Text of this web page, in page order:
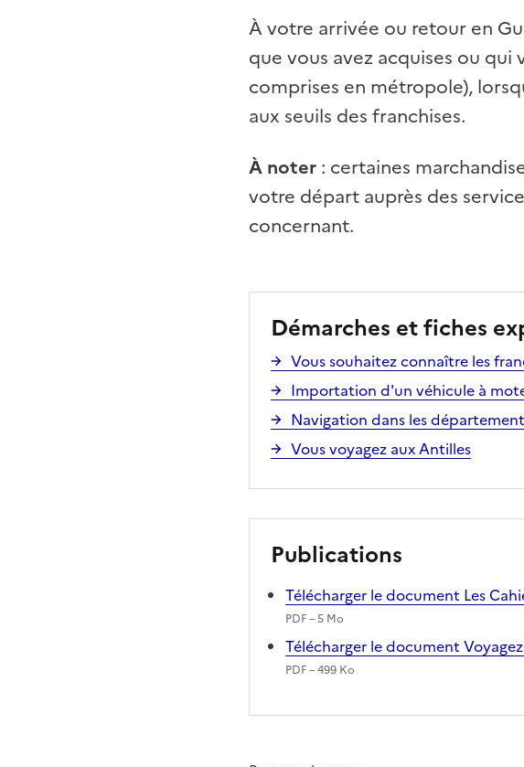
À votre arrivée ou retour en
que vous avez acquises ou
comprises en métropole),
aux seuils des franchises.
À noter : certaines
votre départ auprès des
concernant.
Démarches et fiches
Vous souhaitez connaître les
Importation d'un véhicule à
Navigation dans les
Vous voyagez aux Antilles
Publications
Télécharger le document Les
PDF – 5 Mo
Télécharger le document
PDF – 499 Ko